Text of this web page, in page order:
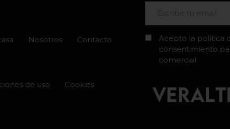
Nosotros Contacto
de uso Cookies
Acepto la política
consentimiento
comercial